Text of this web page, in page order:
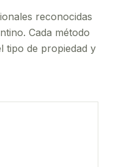
reconocidas
Cada método
tipo de propiedad y